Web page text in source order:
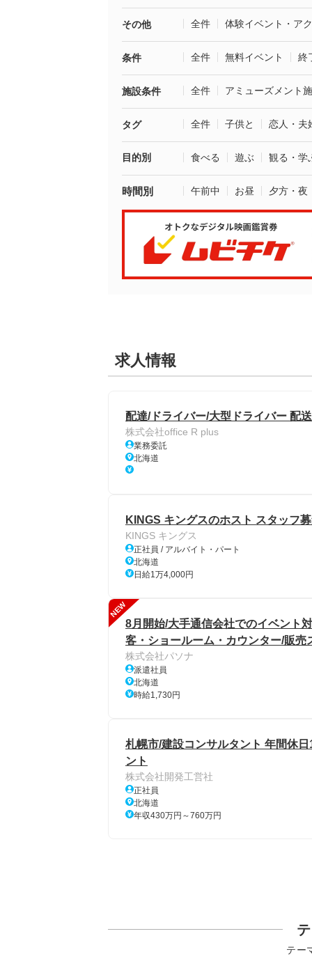
その他 全件 体験イベント・ア
条件 全件 無料イベント 終
施設条件 全件 アミューズメント
タグ 全件 子供と 恋人・夫
目的別 食べる 遊ぶ 観る・学
時間別 午前中 お昼 夕方・夜
求人情報
配達/ドライバー/大型ドライバー 配
株式会社office R plus
業務委託
北海道
KINGS キングスのホスト スタッフ
KINGS キングス
正社員 / アルバイト・パート
北海道
日給1万4,000円
NEW
8月開始/大手通信会社でのイベント
客・ショールーム・カウンター/販売
株式会社パソナ
派遣社員
北海道
時給1,730円
札幌市/建設コンサルタント 年間休
ント
株式会社開発工営社
正社員
北海道
年収430万円～760万円
テー